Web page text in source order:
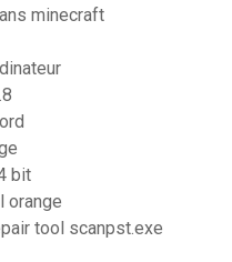
minecraft
bit
orange
tool scanpst.exe